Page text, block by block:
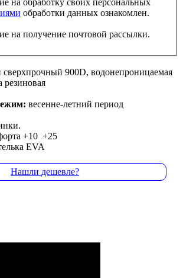
обработки данных ознакомлен.
на получение почтовой рассылки.
сверхпрочный 900D, водонепроницаемая
весенне-летний период
+10 +25
EVA
Нашли дешевле?